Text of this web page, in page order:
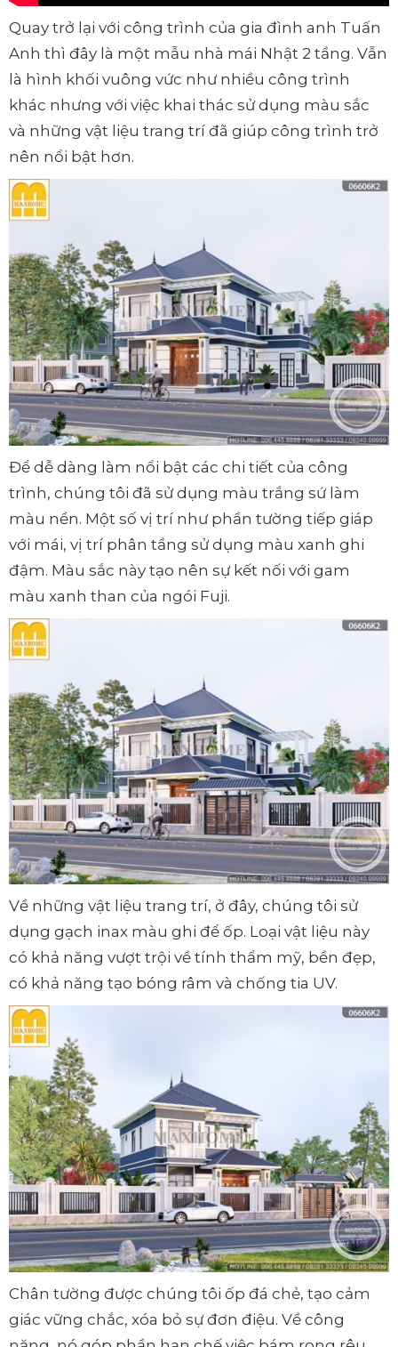
Quay trở lại với công trình của gia đình anh Tuấn
Anh thì đây là một mẫu nhà mái Nhật 2 tầng. Vẫn
là hình khối vuông vức như nhiều công trình
khác nhưng với việc khai thác sử dụng màu sắc
và những vật liệu trang trí đã giúp công trình trở
nên nổi bật hơn.
Để dễ dàng làm nổi bật các chi tiết của công
trình, chúng tôi đã sử dụng màu trắng sứ làm
màu nền. Một số vị trí như phần tường tiếp giáp
với mái, vị trí phân tầng sử dụng màu xanh ghi
đậm. Màu sắc này tạo nên sự kết nối với gam
màu xanh than của ngói Fuji.
Về những vật liệu trang trí, ở đây, chúng tôi sử
dụng gạch inax màu ghi để ốp. Loại vật liệu này
có khả năng vượt trội về tính thẩm mỹ, bền đẹp,
có khả năng tạo bóng râm và chống tia UV.
Chân tường được chúng tôi ốp đá chẻ, tạo cảm
giác vững chắc, xóa bỏ sự đơn điệu. Về công